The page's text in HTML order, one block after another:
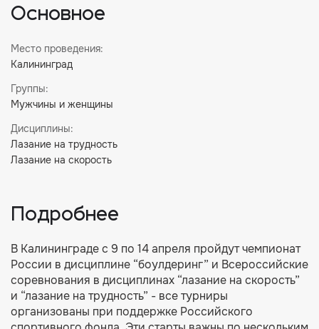
Основное
Место проведения:
Калининград
Группы:
Мужчины и женщины
Дисциплины:
Лазание на трудность
Лазание на скорость
Подробнее
В Калининграде с 9 по 14 апреля пройдут чемпионат
России в дисциплине “боулдеринг” и Всероссийские
соревнования в дисциплинах “лазание на скорость”
и “лазание на трудность” - все турниры
организованы при поддержке Российского